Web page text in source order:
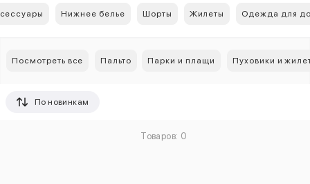
Нижнее белье Шорты Жилеты Одежда для
Посмотреть все Пальто Парки и плащи Пуховики и
По новинкам
Товаров: 0